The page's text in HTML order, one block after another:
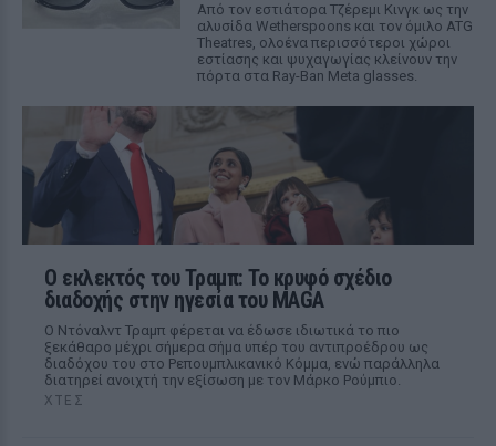
Από τον εστιάτορα Τζέρεμι Κινγκ ως την
αλυσίδα Wetherspoons και τον όμιλο ATG
Theatres, ολοένα περισσότεροι χώροι
εστίασης και ψυχαγωγίας κλείνουν την
πόρτα στα Ray-Ban Meta glasses.
Ο εκλεκτός του Τραμπ: Το κρυφό σχέδιο
διαδοχής στην ηγεσία του MAGA
Ο Ντόναλντ Τραμπ φέρεται να έδωσε ιδιωτικά το πιο
ξεκάθαρο μέχρι σήμερα σήμα υπέρ του αντιπροέδρου ως
διαδόχου του στο Ρεπουμπλικανικό Κόμμα, ενώ παράλληλα
διατηρεί ανοιχτή την εξίσωση με τον Μάρκο Ρούμπιο.
ΧΤΕΣ